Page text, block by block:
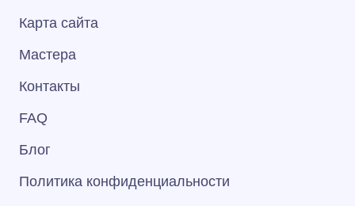
Карта сайта
Мастера
Контакты
FAQ
Блог
Политика конфиденциальности